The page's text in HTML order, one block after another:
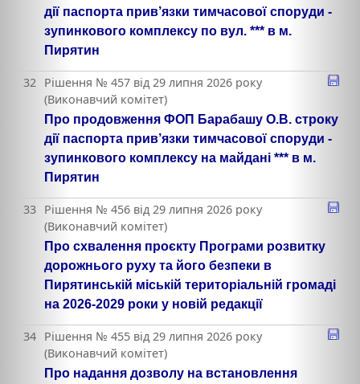
дії паспорта прив’язки тимчасової споруди -
зупинкового комплексу по вул. *** в м.
Пирятин
32 Рішення № 457 від 29 липня 2026 року
(Виконавчий комітет)
Про продовження ФОП Барабашу О.В. строку
дії паспорта прив’язки тимчасової споруди -
зупинкового комплексу на майдані *** в м.
Пирятин
33 Рішення № 456 від 29 липня 2026 року
(Виконавчий комітет)
Про схвалення проєкту Програми розвитку
дорожнього руху та його безпеки в
Пирятинській міській територіальній громаді
на 2026-2029 роки у новій редакції
34 Рішення № 455 від 29 липня 2026 року
(Виконавчий комітет)
Про надання дозволу на встановлення